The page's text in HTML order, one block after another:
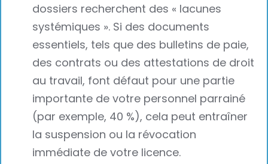
dossiers recherchent des « lacunes
systémiques ». Si des documents
essentiels, tels que des bulletins de paie,
des contrats ou des attestations de droit
au travail, font défaut pour une partie
importante de votre personnel parrainé
(par exemple, 40 %), cela peut entraîner
la suspension ou la révocation
immédiate de votre licence.